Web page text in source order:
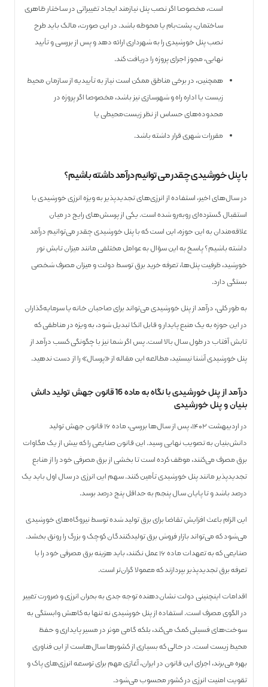
است، مخصوصا اگر نصب پنل نیازمند ایجاد تغییراتی در ساختار ظاهری
ساختمان، پشت‌بام یا محوطه باشد. در این صورت، مالک باید طرح
نصب پنل خورشیدی را به شهرداری ارائه دهد و پس از بررسی و تأیید
نهایی، مجوز اجرای پروژه را دریافت کند.
همچنین، در برخی مناطق ممکن است نیاز به تأییدیه از سازمان محیط
زیست یا اداره راه و شهرسازی نیز باشد، مخصوصا اگر پروژه در
محدوده‌های حساس از نظر زیست‌محیطی یا
مقررات شهری قرار داشته باشد.
با پنل خورشیدی چقدر می توانیم درآمد داشته باشیم؟
در سال‌های اخیر، استفاده از انرژی‌های تجدیدپذیر به ویژه انرژی خورشیدی با
استقبال گسترده‌ای روبه‌رو شده است. یکی از پرسش‌های رایج در میان
علاقه‌مندان به این حوزه، این است که با پنل خورشیدی چقدر می‌توانیم درآمد
داشته باشیم؟ پاسخ به این سؤال به عوامل مختلفی مانند میزان تابش نور
خورشید، ظرفیت پنل‌ها، تعرفه خرید برق توسط دولت و میزان مصرف شخصی
بستگی دارد.
به طور کلی، درآمد از پنل خورشیدی می‌تواند برای صاحبان خانه یا سرمایه‌گذاران
در این حوزه به یک منبع پایدار و قابل اتکا تبدیل شود، به‌ ویژه در مناطقی که
تابش آفتاب در طول سال بالا است. پس اگر شما نیز با چگونگی کسب درآمد از
پنل خورشیدی آشنا نیستید، مطالعه این مقاله از «پرسال» را از دست ندهید.
درآمد از پنل خورشیدی با نگاه به ماده 16 قانون جهش تولید دانش
بنیان و پنل خورشیدی
در اردیبهشت ۱۴۰۲، پس از سال‌ها بررسی، ماده ۱۶ قانون جهش تولید
دانش‌بنیان به تصویب نهایی رسید. این قانون صنایعی را که بیش از یک مگاوات
برق مصرف می‌کنند، موظف کرده است تا بخشی از برق مصرفی خود را از منابع
تجدیدپذیر مانند پنل خورشیدی تأمین کنند. سهم این انرژی در سال اول باید یک
درصد باشد و تا پایان سال پنجم به حداقل پنج درصد برسد.
این الزام باعث افزایش تقاضا برای برق تولید شده توسط نیروگاه‌های خورشیدی
می‌شود که می‌تواند بازار فروش برق تولیدکنندگان کوچک و بزرگ را رونق بخشد.
صنایعی که به تعهدات ماده ۱۶ عمل نکنند، باید هزینه برق مصرفی خود را با
تعرفه برق تجدیدپذیر بپردازند که معمولا گران‌تر است‌.
اقدامات اینچنینی دولت نشان‌دهنده توجه جدی به بحران انرژی و ضرورت تغییر
در الگوی مصرف است. استفاده از پنل خورشیدی نه تنها به کاهش وابستگی به
سوخت‌های فسیلی کمک می‌کند، بلکه گامی موثر در مسیر پایداری و حفظ
محیط زیست است. در حالی که بسیاری از کشورها سال‌هاست از این فناوری
بهره می‌برند، اجرای این قانون در ایران، آغازی مهم برای توسعه انرژی‌های پاک و
تقویت امنیت انرژی در کشور محسوب می‌شود.